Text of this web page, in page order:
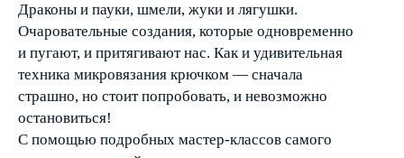
Драконы и пауки, шмели, жуки и лягушки.
Очаровательные создания, которые одновременно
и пугают, и притягивают нас. Как и удивительная
техника микровязания крючком — сначала
страшно, но стоит попробовать, и невозможно
остановиться!
С помощью подробных мастер-классов самого